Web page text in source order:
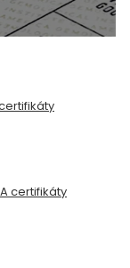
certifikáty